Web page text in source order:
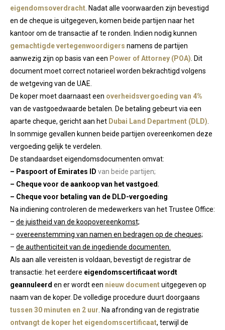
eigendomsoverdracht . Nadat alle voorwaarden zijn bevestigd
en de cheque is uitgegeven, komen beide partijen naar het
kantoor om de transactie af te ronden. Indien nodig kunnen
gemachtigde vertegenwoordigers namens de partijen
aanwezig zijn op basis van een Power of Attorney (POA) . Dit
document moet correct notarieel worden bekrachtigd volgens
de wetgeving van de UAE.
De koper moet daarnaast een overheidsvergoeding van 4%
van de vastgoedwaarde betalen. De betaling gebeurt via een
aparte cheque, gericht aan het Dubai Land Department (DLD)
In sommige gevallen kunnen beide partijen overeenkomen deze
vergoeding gelijk te verdelen.
De standaardset eigendomsdocumenten omvat:
– Paspoort of Emirates ID van beide partijen;
– Cheque voor de aankoop van het vastgoed;
– Cheque voor betaling van de DLD-vergoeding
Na indiening controleren de medewerkers van het Trustee Office:
– de juistheid van de koopovereenkomst;
– overeenstemming van namen en bedragen op de cheques;
– de authenticiteit van de ingediende documenten.
Als aan alle vereisten is voldaan, bevestigt de registrar de
transactie: het eerdere eigendomscertificaat wordt
geannuleerd en er wordt een nieuw documentuitgegeven op
naam van de koper. De volledige procedure duurt doorgaans
tussen 30 minuten en 2 uur . Na afronding van de registratie
ontvangt de koper het eigendomscertificaat, terwijl de